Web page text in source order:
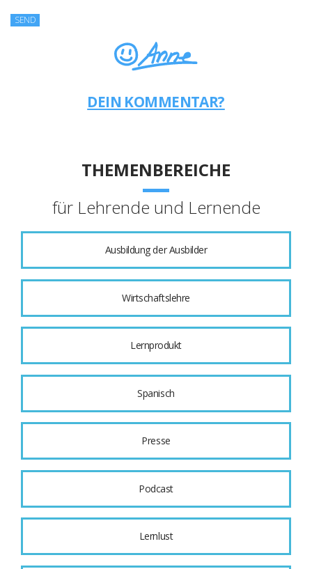
DEIN KOMMENTAR?
THEMENBEREICHE
für Lehrende und Lernende
Ausbildung der Ausbilder
Wirtschaftslehre
Lernprodukt
Spanisch
Presse
Podcast
Lernlust